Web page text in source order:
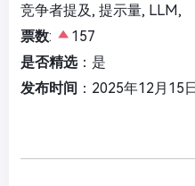
竞争者提及, 提示量, LLM,
票数:
157
是否精选：是
发布时间 ：2025年12月15